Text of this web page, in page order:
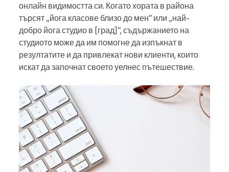
онлайн видимостта си. Когато хората в района
търсят „йога класове близо до мен“ или „най-
добро йога студио в [град]“, съдържанието на
студиото може да им помогне да изпъкнат в
резултатите и да привлекат нови клиенти, които
искат да започнат своето уелнес пътешествие.